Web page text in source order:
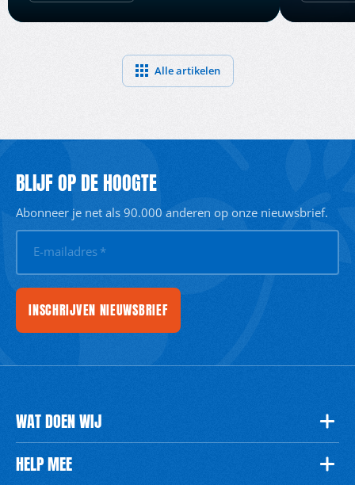
Alle artikelen
BLIJF OP DE HOOGTE
Abonneer je net als 90.000 anderen op onze nieuwsbrief.
E-mailadres *
INSCHRIJVEN NIEUWSBRIEF
WAT DOEN WIJ
HELP MEE